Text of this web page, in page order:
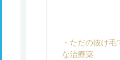
ただの抜け
な治療薬